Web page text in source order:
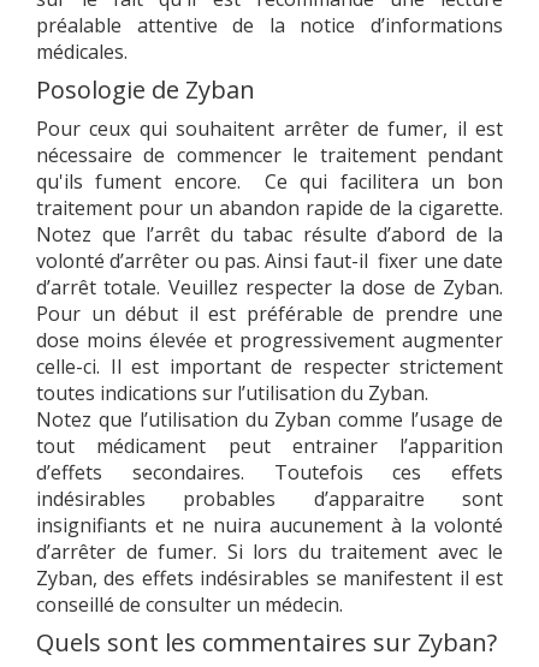
préalable attentive de la notice d’informations
médicales.
Posologie de Zyban
Pour ceux qui souhaitent arrêter de fumer, il est
nécessaire de commencer le traitement pendant
qu'ils fument encore. Ce qui facilitera un bon
traitement pour un abandon rapide de la cigarette.
Notez que l’arrêt du tabac résulte d’abord de la
volonté d’arrêter ou pas. Ainsi faut-il fixer une date
d’arrêt totale. Veuillez respecter la dose de Zyban.
Pour un début il est préférable de prendre une
dose moins élevée et progressivement augmenter
celle-ci. Il est important de respecter strictement
toutes indications sur l’utilisation du Zyban.
Notez que l’utilisation du Zyban comme l’usage de
tout médicament peut entrainer l’apparition
d’effets secondaires. Toutefois ces effets
indésirables probables d’apparaitre sont
insignifiants et ne nuira aucunement à la volonté
d’arrêter de fumer. Si lors du traitement avec le
Zyban, des effets indésirables se manifestent il est
conseillé de consulter un médecin.
Quels sont les commentaires sur Zyban?